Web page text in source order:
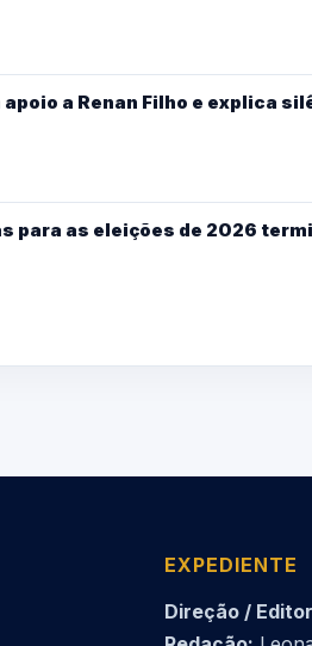
a Renan Filho e explica
para as eleições de 2026
EXPEDIENTE
Direção /